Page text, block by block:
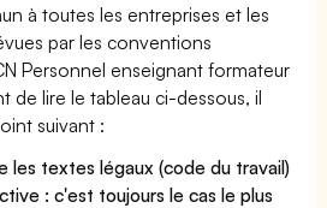
à toutes les entreprises et les
par les conventions
Personnel enseignant formateur
de lire le tableau ci-dessous, il
suivant :
les textes légaux (code du travail)
: c'est toujours le cas le plus